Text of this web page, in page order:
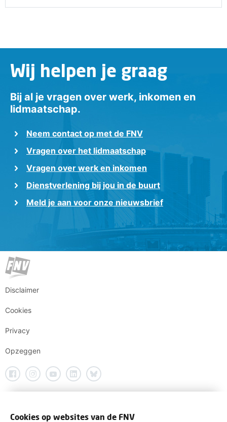
Wij helpen je graag
Bij al je vragen over werk, inkomen en
lidmaatschap.
Neem contact op met de FNV
Vragen over het lidmaatschap
Vragen over werk en inkomen
Dienstverlening bij jou in de buurt
Meld je aan voor onze nieuwsbrief
Disclaimer
Cookies
Privacy
Opzeggen
Cookies op websites van de FNV